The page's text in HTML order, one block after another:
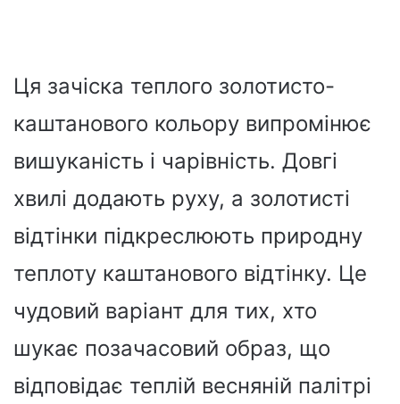
Ця зачіска теплого золотисто-
каштанового кольору випромінює
вишуканість і чарівність. Довгі
хвилі додають руху, а золотисті
відтінки підкреслюють природну
теплоту каштанового відтінку. Це
чудовий варіант для тих, хто
шукає позачасовий образ, що
відповідає теплій весняній палітрі